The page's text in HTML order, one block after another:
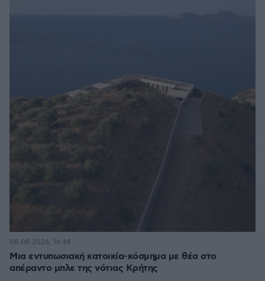
Μια εντυπωσιακή κατοικία-κόσμημα με θέα στο
απέραντο μπλε της νότιας Κρήτης
08.08.2026, 16:44